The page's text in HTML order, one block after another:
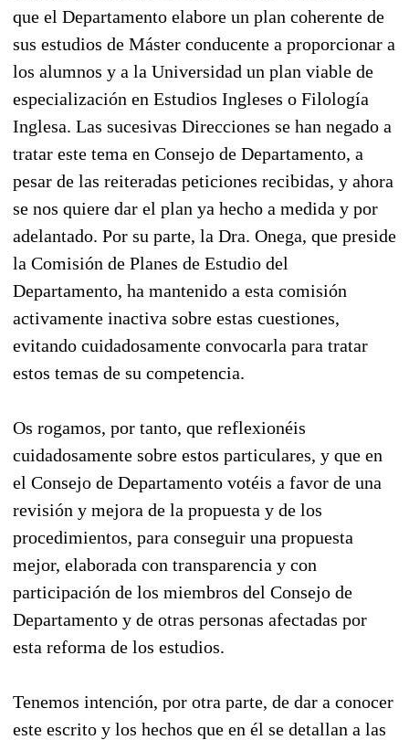
que el Departamento elabore un plan coherente de
sus estudios de Máster conducente a proporcionar a
los alumnos y a la Universidad un plan viable de
especialización en Estudios Ingleses o Filología
Inglesa. Las sucesivas Direcciones se han negado a
tratar este tema en Consejo de Departamento, a
pesar de las reiteradas peticiones recibidas, y ahora
se nos quiere dar el plan ya hecho a medida y por
adelantado. Por su parte, la Dra. Onega, que preside
la Comisión de Planes de Estudio del
Departamento, ha mantenido a esta comisión
activamente inactiva sobre estas cuestiones,
evitando cuidadosamente convocarla para tratar
estos temas de su competencia.
Os rogamos, por tanto, que reflexionéis
cuidadosamente sobre estos particulares, y que en
el Consejo de Departamento votéis a favor de una
revisión y mejora de la propuesta y de los
procedimientos, para conseguir una propuesta
mejor, elaborada con transparencia y con
participación de los miembros del Consejo de
Departamento y de otras personas afectadas por
esta reforma de los estudios.
Tenemos intención, por otra parte, de dar a conocer
este escrito y los hechos que en él se detallan a las